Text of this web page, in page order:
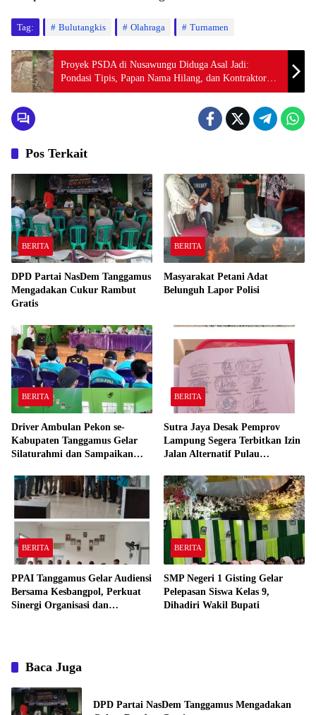
Tag: Bulutangkis Olahraga Turnamen
Proyek PSDA di Nusawungu Diduga Asal Jadi:
Pondasi Tipis, Papan Nama Hilang, dan Kontraktor
“Hilang Kontak”
Pos Terkait
BERITA
DPD Partai NasDem Tanggamus
Mengadakan Cukur Rambut
Gratis
BERITA
Masyarakat Petani Adat
Belunguh Lapor Polisi
BERITA
Driver Ambulan Pekon se-
Kabupaten Tanggamus Gelar
Silaturahmi dan Sampaikan
BERITA
Sutra Jaya Desak Pemprov
Lampung Segera Terbitkan Izin
Jalan Alternatif Pulau
Kepastian.
BERITA
PPAI Tanggamus Gelar Audiensi
Bersama Kesbangpol, Perkuat
Sinergi Organisasi dan
BERITA
SMP Negeri 1 Gisting Gelar
Pelepasan Siswa Kelas 9,
Dihadiri Wakil Bupati
Baca Juga
DPD Partai NasDem Tanggamus Mengadakan